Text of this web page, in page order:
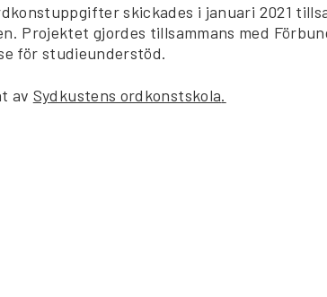
skickades i januari 2021
Projektet gjordes tillsammans med
för studieunderstöd.
av Sydkustens ordkonstskola.